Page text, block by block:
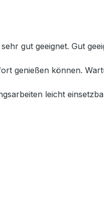
gut geeignet. Gut
genießen können.
leicht